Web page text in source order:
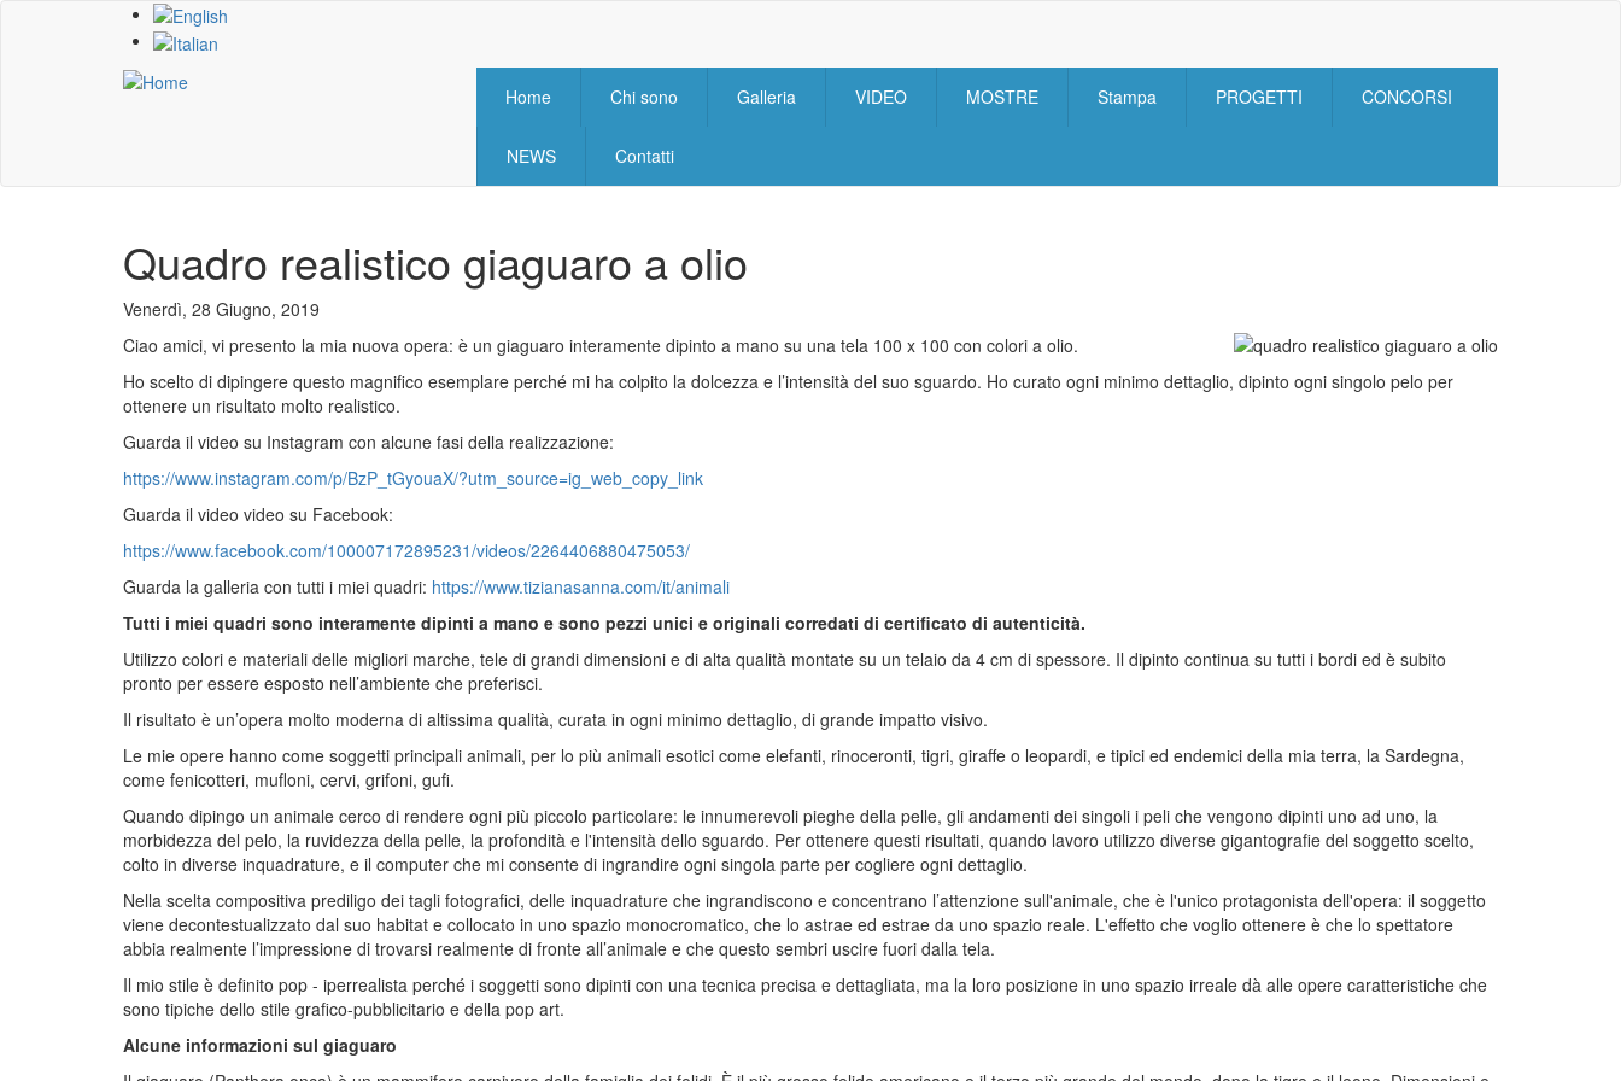
Main
navigation
Home Chi sono Galleria VIDEO MOSTRE Stampa PROGETTI CONCORSI
NEWS Contatti
Quadro realistico giaguaro a olio
Venerdì, 28 Giugno, 2019
Ciao amici, vi presento la mia nuova opera: è un giaguaro interamente dipinto a mano su una tela 100 x 100 con colori a olio.
Ho scelto di dipingere questo magnifico esemplare perché mi ha colpito la dolcezza e l’intensità del suo sguardo. Ho curato ogni minimo dettaglio, dipinto ogni singolo pelo per
ottenere un risultato molto realistico.
Guarda il video su Instagram con alcune fasi della realizzazione:
https://www.instagram.com/p/BzP_tGyouaX/?utm_source=ig_web_copy_link
Guarda il video video su Facebook:
https://www.facebook.com/100007172895231/videos/2264406880475053/
Guarda la galleria con tutti i miei quadri: https://www.tizianasanna.com/it/animali
Tutti i miei quadri sono interamente dipinti a mano e sono pezzi unici e originali corredati di certificato di autenticità.
Utilizzo colori e materiali delle migliori marche, tele di grandi dimensioni e di alta qualità montate su un telaio da 4 cm di spessore. Il dipinto continua su tutti i bordi ed è subito
pronto per essere esposto nell’ambiente che preferisci.
Il risultato è un’opera molto moderna di altissima qualità, curata in ogni minimo dettaglio, di grande impatto visivo.
Le mie opere hanno come soggetti principali animali, per lo più animali esotici come elefanti, rinoceronti, tigri, giraffe o leopardi, e tipici ed endemici della mia terra, la Sardegna,
come fenicotteri, mufloni, cervi, grifoni, gufi.
Quando dipingo un animale cerco di rendere ogni più piccolo particolare: le innumerevoli pieghe della pelle, gli andamenti dei singoli i peli che vengono dipinti uno ad uno, la
morbidezza del pelo, la ruvidezza della pelle, la profondità e l'intensità dello sguardo. Per ottenere questi risultati, quando lavoro utilizzo diverse gigantografie del soggetto scelto,
colto in diverse inquadrature, e il computer che mi consente di ingrandire ogni singola parte per cogliere ogni dettaglio.
Nella scelta compositiva prediligo dei tagli fotografici, delle inquadrature che ingrandiscono e concentrano l’attenzione sull'animale, che è l'unico protagonista dell'opera: il soggetto
viene decontestualizzato dal suo habitat e collocato in uno spazio monocromatico, che lo astrae ed estrae da uno spazio reale. L'effetto che voglio ottenere è che lo spettatore
abbia realmente l’impressione di trovarsi realmente di fronte all’animale e che questo sembri uscire fuori dalla tela.
Il mio stile è definito pop - iperrealista perché i soggetti sono dipinti con una tecnica precisa e dettagliata, ma la loro posizione in uno spazio irreale dà alle opere caratteristiche che
sono tipiche dello stile grafico-pubblicitario e della pop art.
Alcune informazioni sul giaguaro